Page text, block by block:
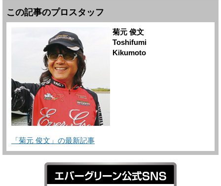
この記事のプロスタッフ
菊元 俊文
Toshifumi
Kikumoto
「菊元 俊文」の最新記事